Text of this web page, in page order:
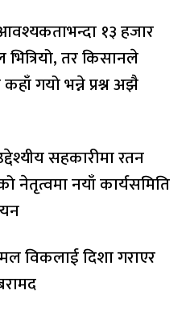
१३ हजार
भित्रियो, तर किसानले
गयो भन्ने प्रश्न अझै
सहकारीमा रतन
नेतृत्वमा नयाँ कार्यसमिति
विकलाई दिशा गराएर